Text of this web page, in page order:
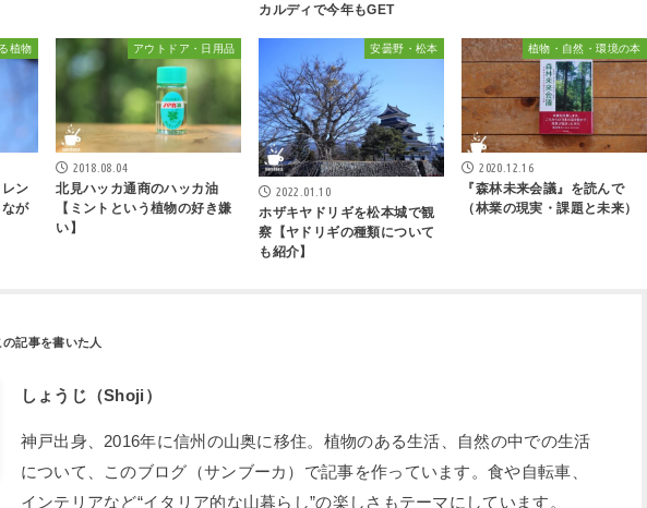
カルディで今年もGET
植物
ン
が
アウトドア・日用品
2018.08.04
北見ハッカ通商のハッカ油
【ミントという植物の好き嫌
い】
安曇野・松本
2022.01.10
ホザキヤドリギを松本城で観
察【ヤドリギの種類について
も紹介】
植物・自然・環境の本
2020.12.16
『森林未来会議』を読んで
（林業の現実・課題と未来）
しょうじ（Shoji）
神戸出身、2016年に信州の山奥に移住。植物のある生活、自然の中での生活
について、このブログ（サンブーカ）で記事を作っています。食や自転車、
インテリアなど“イタリア的な山暮らし”の楽しさもテーマにしています。